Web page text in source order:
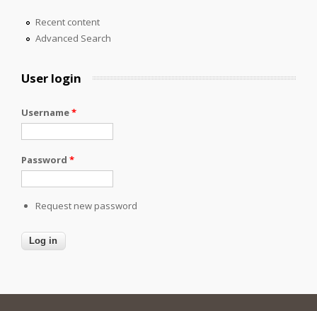
Recent content
Advanced Search
User login
Username*
Password *
Request new password